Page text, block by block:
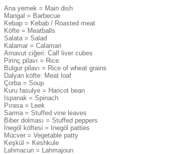
Ana yemek = Main dish
Mangal = Barbecue
Kebap = Kebab / Roasted meat
Köfte = Meatballs
Salata = Salad
Kalamar = Calamari
Arnavut ciğeri: Calf liver cubes
Pirinç pilavı = Rice
Bulgur pilavı = Rice of wheat grains
Dalyan köfte: Meat loaf
Çorba = Soup
Kuru fasulye = Haricot bean
Ispanak = Spinach
Pırasa = Leek
Sarma = Stuffed vine leaves
Biber dolması = Stuffed peppers
İnegöl köftesi = Inegöl patties
Mücver = Vegetable patty
Keşkül = Keshkule
Lahmacun = Lahmajoun